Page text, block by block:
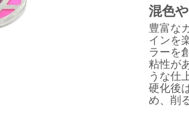
混色
豊富な
インを
ラーを
粘性が
うな仕
硬化後
め、削